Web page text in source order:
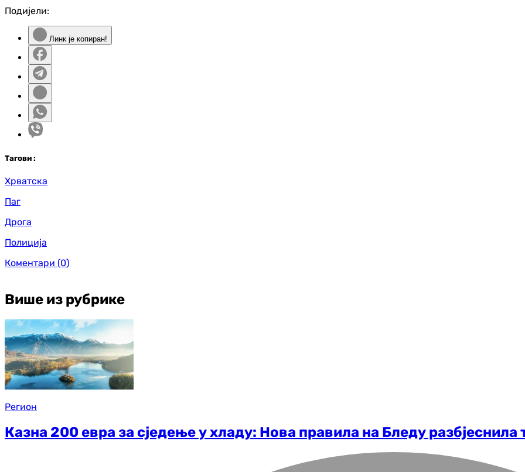
Подијели:
Линк је копиран!
Тагови :
Хрватска
Паг
Дрога
Полиција
Коментари (0)
Више из рубрике
Регион
Казна 200 евра за сједење у хладу: Нова правила на Бледу разбјеснила